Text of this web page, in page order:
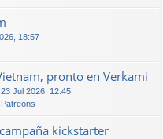
18:57
pronto en Verkami
23 Jul 2026, 12:45
kickstarter